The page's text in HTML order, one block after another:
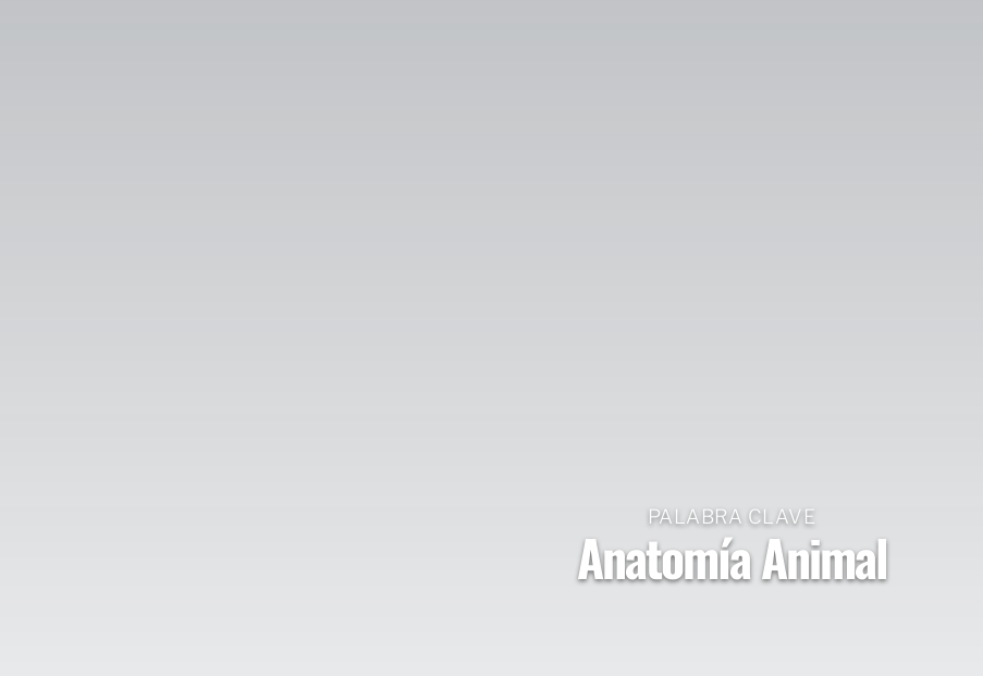
PALABRA CLAVE
Anatomía Animal